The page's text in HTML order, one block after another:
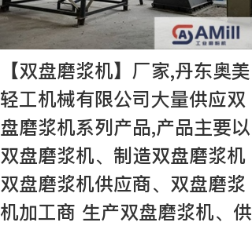
【双盘磨浆机】厂家,丹东奥美
轻工机械有限公司大量供应双
盘磨浆机系列产品,产品主要以
双盘磨浆机、制造双盘磨浆机
双盘磨浆机供应商、双盘磨浆
机加工商 生产双盘磨浆机、供